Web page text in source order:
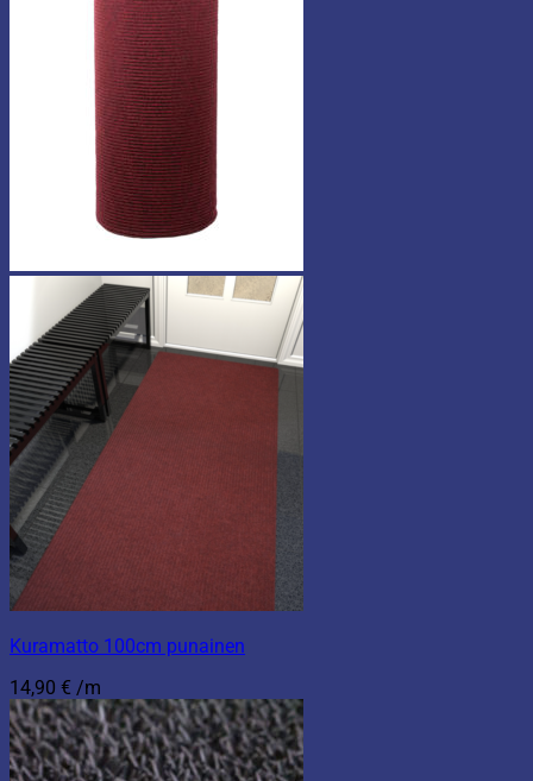
Kuramatto 100cm punainen
14,90 € /m